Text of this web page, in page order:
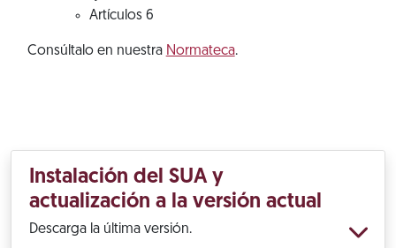
Artículos 6
Consúltalo en nuestra Normateca.
Instalación del SUA y
actualización a la versión actual
Descarga la última versión.